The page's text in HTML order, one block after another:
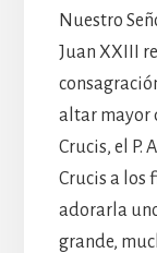
Nuestro
Juan XXIII
altar mayor
Crucis, el P.
Crucis a los
adorarla
grande,